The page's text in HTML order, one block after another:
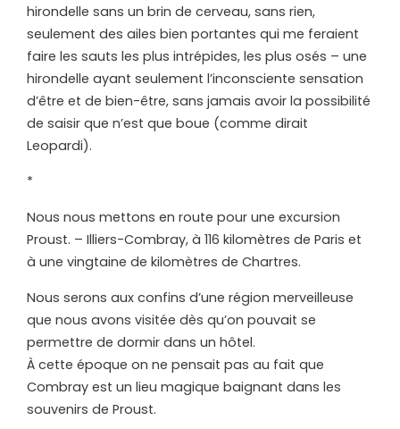
hirondelle sans un brin de cerveau, sans rien,
seulement des ailes bien portantes qui me feraient
faire les sauts les plus intrépides, les plus osés – une
hirondelle ayant seulement l’inconsciente sensation
d’être et de bien-être, sans jamais avoir la possibilité
de saisir que n’est que boue (comme dirait
Leopardi).
*
Nous nous mettons en route pour une excursion
Proust. – Illiers-Combray, à 116 kilomètres de Paris et
à une vingtaine de kilomètres de Chartres.
Nous serons aux confins d’une région merveilleuse
que nous avons visitée dès qu’on pouvait se
permettre de dormir dans un hôtel.
À cette époque on ne pensait pas au fait que
Combray est un lieu magique baignant dans les
souvenirs de Proust.